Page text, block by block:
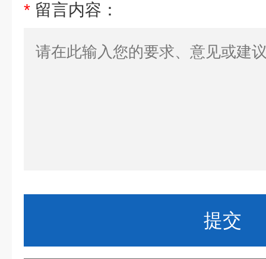
* 留言内容：